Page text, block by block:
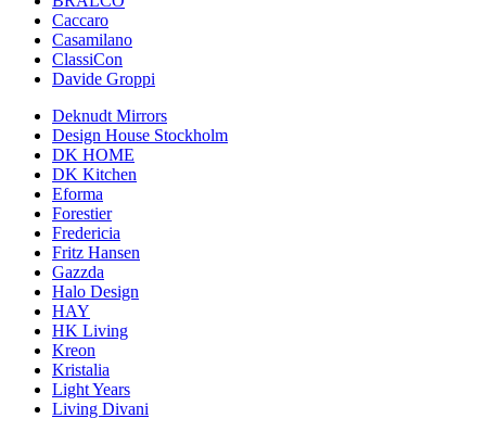
Caccaro
Casamilano
ClassiCon
Davide Groppi
Deknudt Mirrors
Design House Stockholm
DK HOME
DK Kitchen
Eforma
Forestier
Fredericia
Fritz Hansen
Gazzda
Halo Design
HAY
HK Living
Kreon
Kristalia
Light Years
Living Divani